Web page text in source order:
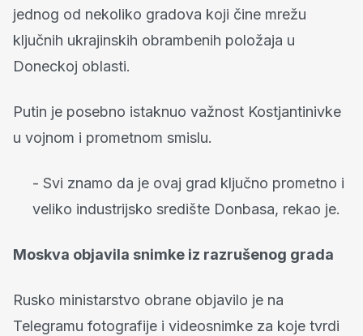
jednog od nekoliko gradova koji čine mrežu
ključnih ukrajinskih obrambenih položaja u
Doneckoj oblasti.
Putin je posebno istaknuo važnost Kostjantinivke
u vojnom i prometnom smislu.
- Svi znamo da je ovaj grad ključno prometno i
veliko industrijsko središte Donbasa, rekao je.
Moskva objavila snimke iz razrušenog grada
Rusko ministarstvo obrane objavilo je na
Telegramu fotografije i videosnimke za koje tvrdi